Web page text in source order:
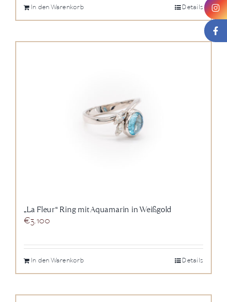
In den Warenkorb Details
„La Fleur“ Ring mit Aquamarin in Weißgold
€3.100
In den Warenkorb Details